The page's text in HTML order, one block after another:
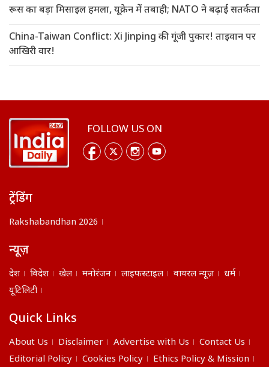
रूस का बड़ा मिसाइल हमला, यूक्रेन में तबाही; NATO ने बढ़ाई सतर्कता
China-Taiwan Conflict: Xi Jinping की गूंजी पुकार! ताइवान पर
आखिरी वार!
FOLLOW US ON
ट्रेंडिंग
Rakshabandhan 2026
न्यूज़
देश विदेश खेल मनोरंजन लाइफस्टाइल वायरल न्यूज़
धर्म
यूटिलिटी
Quick Links
About Us Disclaimer Advertise with Us
Contact Us
Editorial Policy
Cookies Policy Ethics Policy & Mission